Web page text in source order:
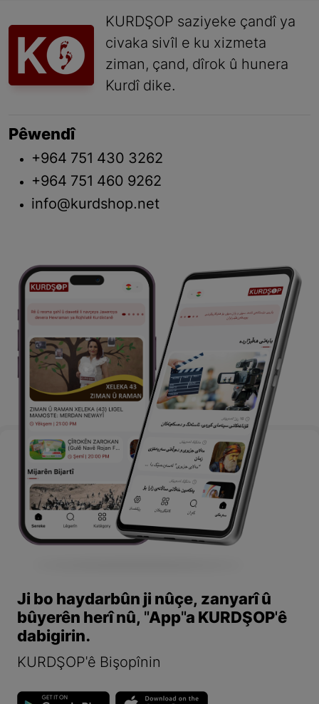
KURDŞOP saziyeke çandî ya
civaka sivîl e ku xizmeta
ziman, çand, dîrok û hunera
Kurdî dike.
Pêwendî
+964 751 430 3262
+964 751 460 9262
info@kurdshop.net
Ji bo haydarbûn ji nûçe, zanyarî û
bûyerên herî nû, "App"a KURDŞOP'ê
dabigirin.
KURDŞOP'ê Bişopînin